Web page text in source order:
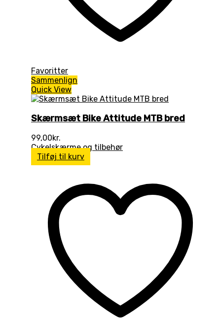
Favoritter
Sammenlign
Quick View
Skærmsæt Bike Attitude MTB bred
99,00kr.
Cykelskærme og tilbehør
Tilføj til kurv